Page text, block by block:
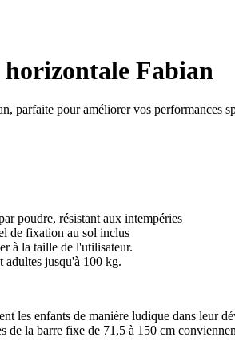
Fabian
parfaite pour améliorer vos performances
résistant aux intempéries
de fixation au sol inclus
à la taille de l'utilisateur.
jusqu'à 100 kg.
les enfants de manière ludique dans leur
de la barre fixe de 71,5 à 150 cm